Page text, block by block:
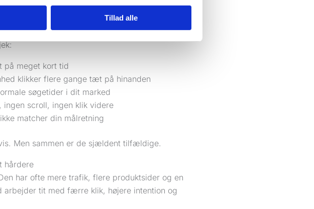
Tillad alle
på meget kort tid
klikker flere gange tæt på hinanden
søgetider i dit marked
scroll, ingen klik videre
matcher din målretning
Men sammen er de sjældent tilfældige.
hårdere
har ofte mere trafik, flere produktsider og en
arbejder tit med færre klik, højere intention og